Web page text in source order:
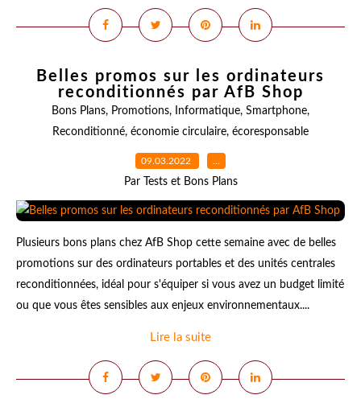
Belles promos sur les ordinateurs
reconditionnés par AfB Shop
Bons Plans, Promotions, Informatique, Smartphone,
Reconditionné, économie circulaire, écoresponsable
09.03.2022 …
Par Tests et Bons Plans
Plusieurs bons plans chez AfB Shop cette semaine avec de belles
promotions sur des ordinateurs portables et des unités centrales
reconditionnées, idéal pour s'équiper si vous avez un budget limité
ou que vous êtes sensibles aux enjeux environnementaux....
Lire la suite